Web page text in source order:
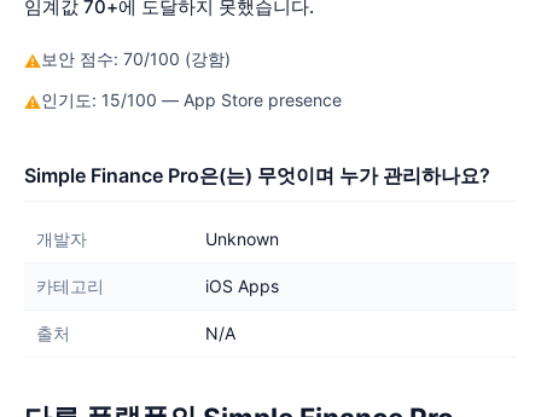
임계값 70+에 도달하지 못했습니다.
⚠보안 점수: 70/100 (강함)
⚠인기도: 15/100 — App Store presence
Simple Finance Pro은(는) 무엇이며 누가 관리하나요?
개발자 Unknown
카테고리 iOS Apps
출처 N/A